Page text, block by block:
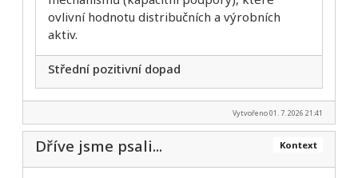
ovlivní hodnotu distribučních a výrobních
aktiv.
Střední pozitivní dopad
Vytvořeno 01. 7. 2026 21:41
Kontext
Dříve jsme psali...